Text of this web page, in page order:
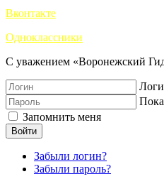
Вконтакте
Одноклассники
С уважением «Воронежский
Запомнить меня
Войти
Забыли логин?
Забыли пароль?